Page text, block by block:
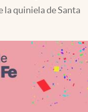
la quiniela de Santa